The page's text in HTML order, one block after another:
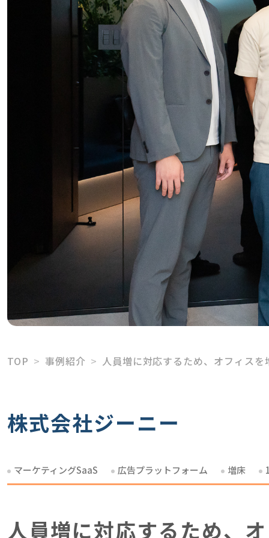
TOP 事例紹介 人員増に対応するため、オフィス
株式会社ジーニー
マーケティングSaaS 広告プラットフォーム 増床
人員増に対応するため、